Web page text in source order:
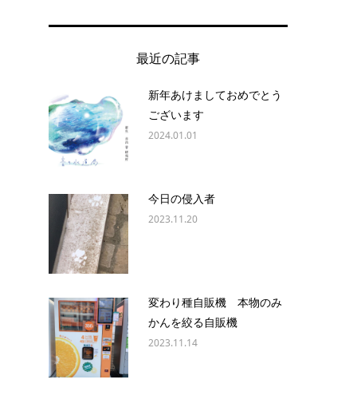
最近の記事
新年あけましておめでとう
ございます
2024.01.01
今日の侵入者
2023.11.20
変わり種自販機 本物のみ
かんを絞る自販機
2023.11.14